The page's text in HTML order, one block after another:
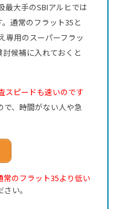
最大手のSBIアルヒでは
通常のフラット35と
専用のスーパーフラッ
候補に入れておくと
スピードも速いのです
で、時間がない人や急
常のフラット35より低い
い。